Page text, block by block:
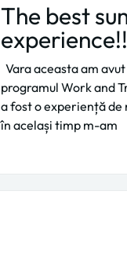
The best
experience!!
Vara aceasta am
programul Work and
a fost o experiență
în același timp m-am